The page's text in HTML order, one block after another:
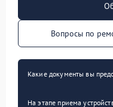
Вопросы по
Какие документы вы
На этапе приема